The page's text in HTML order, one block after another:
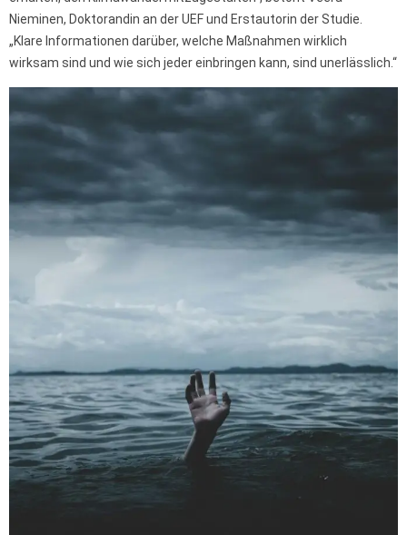
Nieminen, Doktorandin an der UEF und Erstautorin der Studie.
„Klare Informationen darüber, welche Maßnahmen wirklich
wirksam sind und wie sich jeder einbringen kann, sind unerlässlich.“